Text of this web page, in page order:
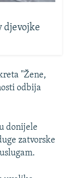
djevojke
"Žene,
odbija
donijele
zatvorske